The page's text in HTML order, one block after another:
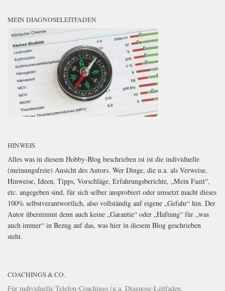
MEIN DIAGNOSELEITFADEN
HINWEIS
Alles was in diesem Hobby-Blog beschrieben ist ist die individuelle
(meinungsfreie) Ansicht des Autors. Wer Dinge, die u.a. als Verweise,
Hinweise, Ideen, Tipps, Vorschläge, Erfahrungsberichte, „Mein Fazit“,
etc. angegeben sind, für sich selber ausprobiert oder umsetzt macht dieses
100% selbstverantwortlich, also vollständig auf eigene „Gefahr“ hin. Der
Autor übernimmt denn auch keine „Garantie“ oder „Haftung“ für „was
auch immer“ in Bezug auf das, was hier in diesem Blog geschrieben
steht.
COACHINGS & CO.
Für individuelle Telefon-Coachings (u.a. Diagnose-Leitfaden,